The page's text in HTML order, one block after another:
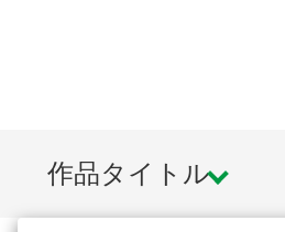
作品タイトル